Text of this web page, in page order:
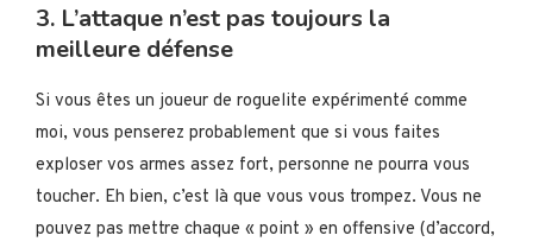
3. L’attaque n’est pas toujours la
meilleure défense
Si vous êtes un joueur de roguelite expérimenté comme
moi, vous penserez probablement que si vous faites
exploser vos armes assez fort, personne ne pourra vous
toucher. Eh bien, c’est là que vous vous trompez. Vous ne
pouvez pas mettre chaque « point » en offensive (d’accord,